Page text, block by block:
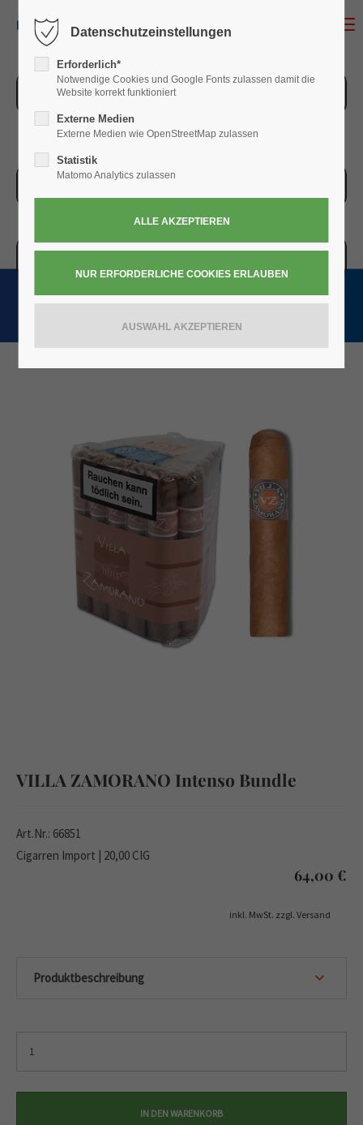
ZUR ÜBERSICHT
VILLA ZAMORANO Intenso Bundle
Art.Nr.: 66851
Cigarren Import | 20,00 CIG
64,00 €
inkl. MwSt. zzgl. Versand
Produktbeschreibung
Datenschutzeinstellungen
Erforderlich*
Notwendige Cookies und Google Fonts zulassen damit die
Website korrekt funktioniert
Externe Medien
Externe Medien wie OpenStreetMap zulassen
Statistik
Matomo Analytics zulassen